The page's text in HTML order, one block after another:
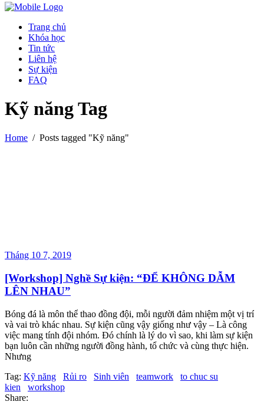
Trang chủ
Khóa học
Tin tức
Liên hệ
Sự kiện
FAQ
Kỹ năng Tag
Home / Posts tagged "Kỹ năng"
Tháng 10 7, 2019
[Workshop] Nghề Sự kiện: “ĐỂ KHÔNG DẪM
LÊN NHAU”
Bóng đá là môn thể thao đồng đội, mỗi người đảm nhiệm một vị trí
và vai trò khác nhau. Sự kiện cũng vậy giống như vậy – Là công
việc mang tính đội nhóm. Đó chính là lý do vì sao, khi làm sự kiện
bạn luôn cần những người đồng hành, tổ chức và cùng thực hiện.
Nhưng
Tag: Kỹ năng Rủi ro Sinh viên teamwork
to chuc su
kien
workshop
Share: